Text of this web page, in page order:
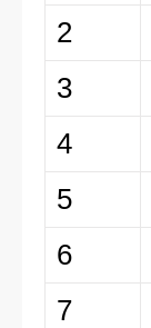
2
3
4
5
6
7